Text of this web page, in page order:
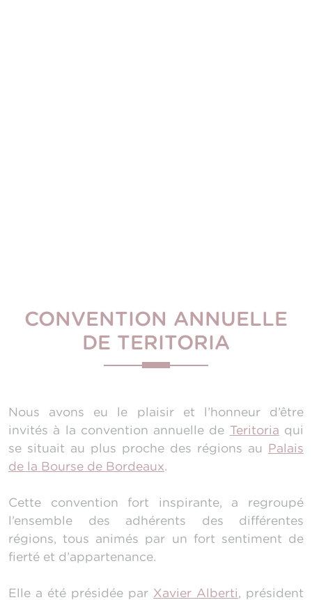
CONVENTION ANNUELLE
DE TERITORIA
Nous avons eu le plaisir et l’honneur d’être
invités à la convention annuelle de Teritoria qui
se situait au plus proche des régions au Palais
de la Bourse de Bordeaux.
Cette convention fort inspirante, a regroupé
l’ensemble des adhérents des différentes
régions, tous animés par un fort sentiment de
fierté et d’appartenance.
Elle a été présidée par Xavier Alberti, président